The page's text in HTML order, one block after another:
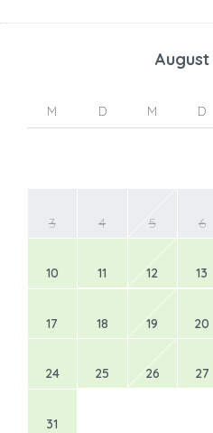
August
M D M D
3 4 5 6
10 11 12 13
17 18 19 20
24 25 26 27
31